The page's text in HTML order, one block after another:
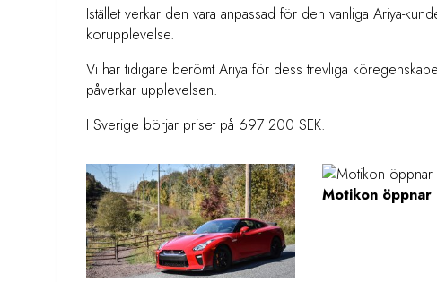
Istället verkar den vara anpassad för den vanliga Ariya-
körupplevelse.
Vi har tidigare berömt Ariya för dess trevliga
påverkar upplevelsen.
I Sverige börjar priset på 697 200 SEK.
Motikon öppnar